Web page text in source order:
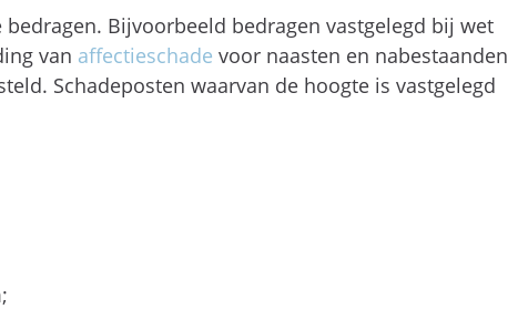
Bijvoorbeeld bedragen vastgelegd bij wet
van affectieschade voor naasten en nabestaanden
Schadeposten waarvan de hoogte is vastgelegd